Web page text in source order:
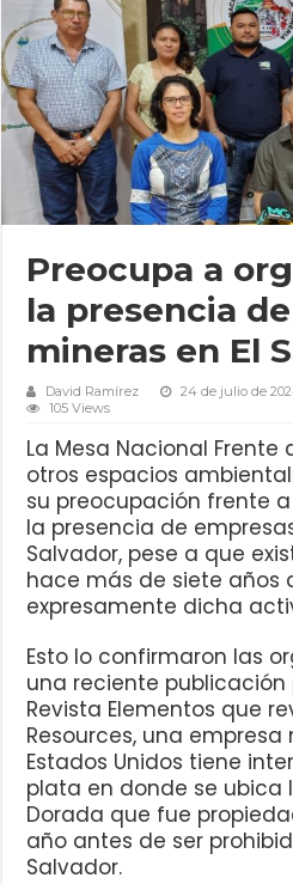
Preocupa a
la presencia
mineras en El
David Ramírez 24 de julio de
105 Views
La Mesa Nacional Frente
otros espacios
su preocupación frente
la presencia de
Salvador, pese a que
hace más de siete años
expresamente dicha
Esto lo confirmaron las
una reciente
Revista Elementos que
Resources, una
Estados Unidos tiene
plata en donde se ubica
Dorada que fue
año antes de ser
Salvador.